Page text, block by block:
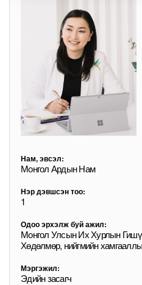
Нам, эвсэл:
Монгол Ардын Нам
Нэр дэвшсэн тоо:
1
Одоо эрхэлж буй ажил:
Монгол Улсын Их Хурлын
Хөдөлмөр, нийгмийн
Мэргэжил:
Эдийн засагч